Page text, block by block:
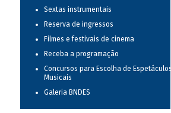
Sextas instrumentais
Reserva de ingressos
Filmes e festivais de cinema
Receba a programação
Concursos para Escolha de Espetáculos
Musicais
Galeria BNDES